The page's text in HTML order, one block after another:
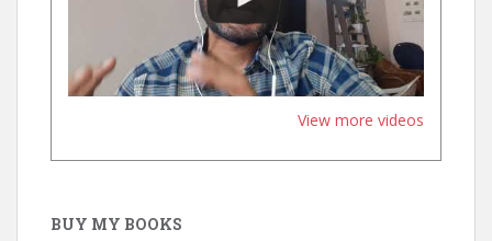
View more videos
BUY MY BOOKS